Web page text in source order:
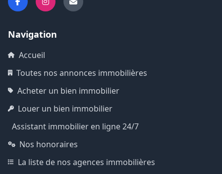
Navigation
Accueil
Toutes nos annonces immobilières
Acheter un bien immobilier
Louer un bien immobilier
Assistant immobilier en ligne 24/7
Nos honoraires
La liste de nos agences immobilières